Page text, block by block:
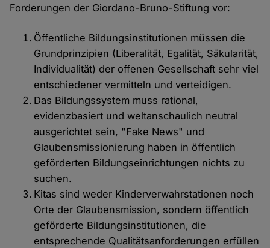
Forderungen der Giordano-Bruno-Stiftung vor:
Öffentliche Bildungsinstitutionen müssen die
Grundprinzipien (Liberalität, Egalität, Säkularität,
Individualität) der offenen Gesellschaft sehr viel
entschiedener vermitteln und verteidigen.
Das Bildungssystem muss rational,
evidenzbasiert und weltanschaulich neutral
ausgerichtet sein, "Fake News" und
Glaubensmissionierung haben in öffentlich
geförderten Bildungseinrichtungen nichts zu
suchen.
Kitas sind weder Kinderverwahrstationen noch
Orte der Glaubensmission, sondern öffentlich
geförderte Bildungsinstitutionen, die
entsprechende Qualitätsanforderungen erfüllen